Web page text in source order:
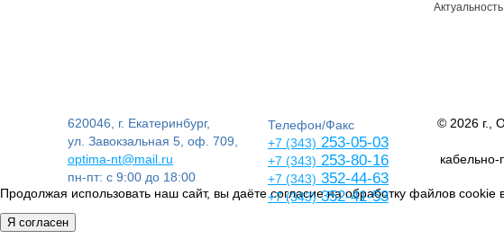
620046, г. Екатеринбург,
ул. Завокзальная 5, оф. 709,
optima-nt@mail.ru
пн-пт: с 9:00 до 18:00
Телефон/Факс
+7 (343) 253-05-03
+7 (343) 253-80-16
+7 (343) 352-44-63
+7 (343)352-41-53
© 2026 г.,
Продолжая использовать наш сайт, вы даёте согласие на обработку файлов cookie
Я согласен